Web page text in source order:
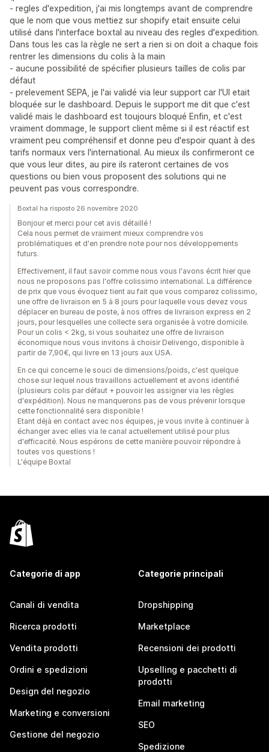
- regles d'expedition, j'ai mis longtemps avant de comprendre
que le nom que vous mettiez sur shopify etait ensuite celui
utilisé dans l'interface boxtal au niveau des regles d'expedition.
Dans tous les cas la règle ne sert a rien si on doit a chaque fois
rentrer les dimensions du colis à la main
- aucune possibilité de spécifier plusieurs tailles de colis par
défaut
- prelevement SEPA, je l'ai validé via leur support car l'UI etait
bloquée sur le dashboard. Depuis le support me dit que c'est
validé mais le dashboard est toujours bloqué Enfin, et c'est
vraiment dommage, le support client même si il est réactif est
vraiment peu compréhensif et donne peu d'espoir quant à des
tarifs normaux vers l'international. Au mieux ils confirmeront ce
que vous leur dites, au pire ils rateront certaines de vos
questions ou bien vous proposent des solutions qui ne
peuvent pas vous correspondre.
Boxtal ha risposto 26 novembre 2020
Bonjour et merci pour cet avis détaillé !
Cela nous permet de vraiment mieux comprendre vos
problématiques et d'en prendre note pour nos développements
futurs.
Effectivement, il faut savoir comme nous vous l'avons écrit hier que
nous ne proposons pas l'offre colissimo international. La différence
de prix que vous évoquez tient au fait que vous comparez colissimo,
une offre de livraison en 5 à 8 jours pour laquelle vous devez vous
déplacer en bureau de poste, à nos offres de livraison express en 2
jours, pour lesquelles une collecte sera organisée à votre domicile.
Pour un colis < 2kg, si vous souhaitez une offre de livraison
économique nous vous invitons à choisir Delivengo, disponible à
partir de 7,90€, qui livre en 13 jours aux USA.
En ce qui concerne le souci de dimensions/poids, c'est quelque
chose sur lequel nous travaillons actuellement et avons identifié
(plusieurs colis par défaut + pouvoir les assigner via les règles
d'expédition). Nous ne manquerons pas de vous prévenir lorsque
cette fonctionnalité sera disponible !
Etant déjà en contact avec nos équipes, je vous invite à continuer à
échanger avec elles via le canal actuellement utilisé pour plus
d'efficacité. Nous espérons de cette manière pouvoir répondre à
toutes vos questions !
L'équipe Boxtal
Categorie di app
Canali di vendita
Ricerca prodotti
Vendita prodotti
Ordini e spedizioni
Design del negozio
Marketing e conversioni
Gestione del negozio
Categorie principali
Dropshipping
Marketplace
Recensioni dei prodotti
Upselling e pacchetti di
prodotti
Email marketing
SEO
Spedizione